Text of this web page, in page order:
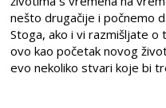
nešto drugačije i počnemo
Stoga, ako i vi razmišljate
ovo kao početak novog
evo nekoliko stvari koje bi